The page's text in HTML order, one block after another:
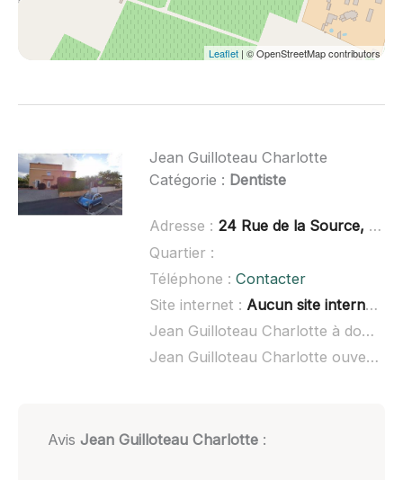
Leaflet | © OpenStreetMap contributors
Jean Guilloteau Charlotte
Catégorie : Dentiste
Adresse : 24 Rue de la Source, 34420 Villeneuve-lès-Béziers
Quartier :
Téléphone : Contacter
Site internet : Aucun site internet connu
Jean Guilloteau Charlotte à domicile :
Jean Guilloteau Charlotte ouvert dimanche :
Avis Jean Guilloteau Charlotte: